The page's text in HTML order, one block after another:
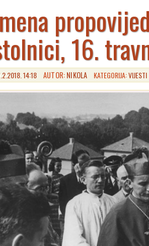
16.
14:18 AUTOR:NIKOLA KATEGORIJA:VIJESTI